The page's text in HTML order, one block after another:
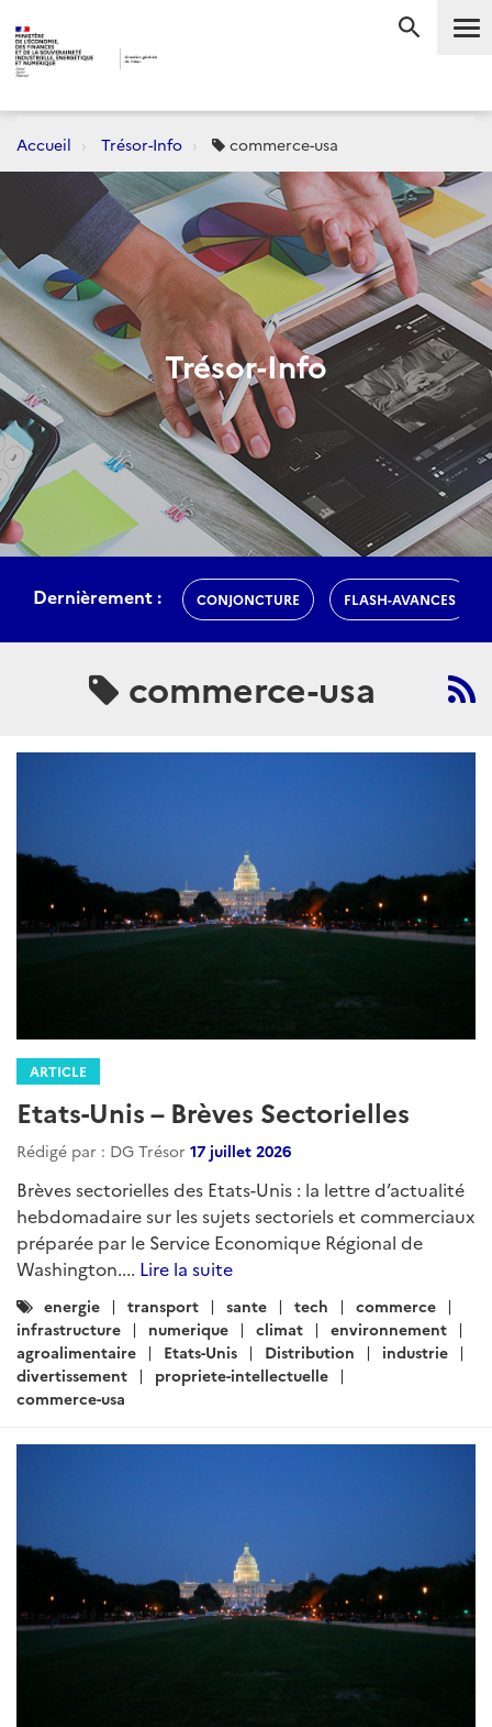
Accueil Trésor-Info commerce-usa
Trésor-Info
Dernièrement : CONJONCTURE FLASH-AVANCES
commerce-usa
ARTICLE
Etats-Unis – Brèves Sectorielles
Rédigé par : DG Trésor 17 juillet 2026
Brèves sectorielles des Etats-Unis : la lettre d’actualité
hebdomadaire sur les sujets sectoriels et commerciaux
préparée par le Service Economique Régional de
Washington.... Lire la suite
Catégories
:
energie transport sante tech
commerce
infrastructure
numerique climat
environnement
agroalimentaire
Etats-Unis Distribution
industrie
divertissement
propriete-intellectuelle
commerce-usa